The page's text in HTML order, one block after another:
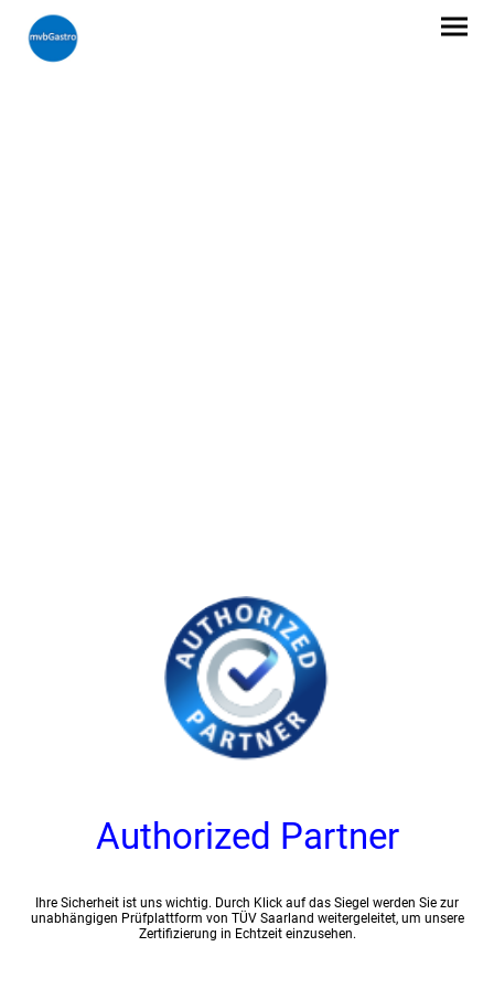
Authorized Partner
Ihre Sicherheit ist uns wichtig. Durch Klick auf das Siegel werden Sie zur
unabhängigen Prüfplattform von TÜV Saarland weitergeleitet, um unsere
Zertifizierung in Echtzeit einzusehen.